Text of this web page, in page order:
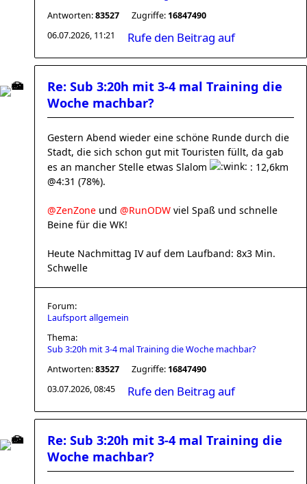
Antworten:83527 Zugriffe: 16847490
06.07.2026, 11:21
Rufe den Beitrag auf
Re: Sub 3:20h mit 3-4 mal Training die
Woche machbar?
Gestern Abend wieder eine schöne Runde durch die
Stadt, die sich schon gut mit Touristen füllt, da gab
es an mancher Stelle etwas Slalom
: 12,6km
@4:31 (78%).
@ZenZone und @RunODW viel Spaß und schnelle
Beine für die WK!
Heute Nachmittag IV auf dem Laufband: 8x3 Min.
Schwelle
Forum:
Laufsport allgemein
Thema:
Sub 3:20h mit 3-4 mal Training die Woche machbar?
Antworten:83527 Zugriffe: 16847490
03.07.2026, 08:45
Rufe den Beitrag auf
Re: Sub 3:20h mit 3-4 mal Training die
Woche machbar?